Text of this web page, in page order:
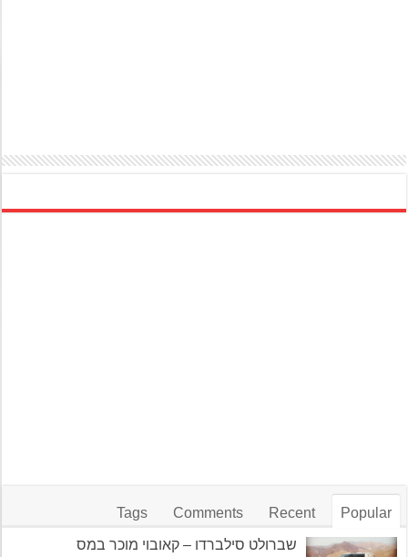
Popular
Recent
Comments
Tags
שברולט סילברדו – קאובוי מוכר במס